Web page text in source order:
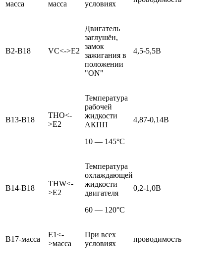
масса
масса
условиях
В2-В18 VC<->E2
Двигатель
заглушён,
замок
зажигания в
положении
"ON"
4,5-5,5В
В13-В18
THO<-
>E2
Температура
рабочей
жидкости
АКПП
10 — 145°С
4,87-0,14В
В14-В18
THW<-
>E2
Температура
охлаждающей
жидкости
двигателя
60 — 120°С
0,2-1,0В
В17-масса
E1<-
>масса
При всех
условиях
проводимость